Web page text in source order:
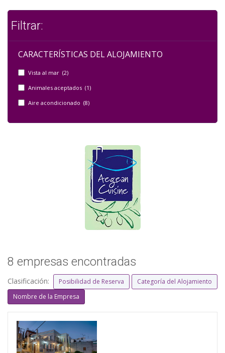
Filtrar:
CARACTERÍSTICAS DEL ALOJAMIENTO
Vista al mar (2)
Animales aceptados (1)
Aire acondicionado (8)
8 empresas encontradas
Clasificación: Posibilidad de Reserva
Categoría del Alojamiento
Nombre de la Empresa